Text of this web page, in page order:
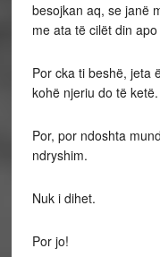
besojkan aq, se janë
me ata të cilët din
Por cka ti beshë, jeta
kohë njeriu do të ketë.
Por, por ndoshta
ndryshim.
Nuk i dihet.
Por jo!